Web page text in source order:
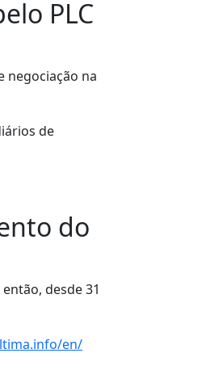
PLC
negociação na
de
do
desde 31
en/